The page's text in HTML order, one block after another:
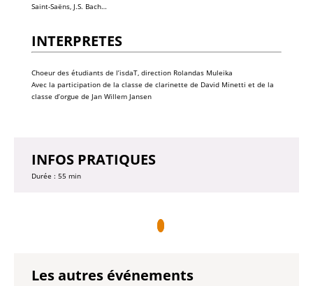
Saint-Saëns, J.S. Bach…
INTERPRETES
Choeur des étudiants de l’isdaT, direction Rolandas Muleika
Avec la participation de la classe de clarinette de David Minetti et de la
classe d’orgue de Jan Willem Jansen
INFOS PRATIQUES
Durée : 55 min
Les autres événements